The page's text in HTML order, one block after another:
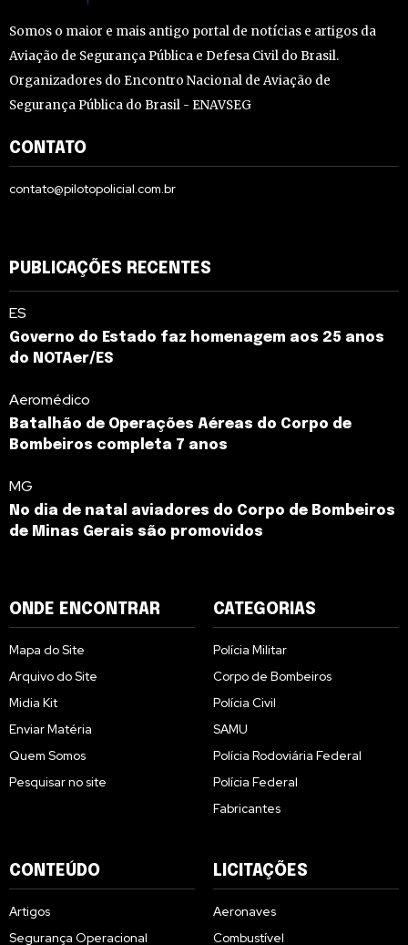
Somos o maior e mais antigo portal de notícias e artigos da
Aviação de Segurança Pública e Defesa Civil do Brasil.
Organizadores do Encontro Nacional de Aviação de
Segurança Pública do Brasil - ENAVSEG
CONTATO
contato@pilotopolicial.com.br
PUBLICAÇÕES RECENTES
ES
Governo do Estado faz homenagem aos 25 anos
do NOTAer/ES
Aeromédico
Batalhão de Operações Aéreas do Corpo de
Bombeiros completa 7 anos
MG
No dia de natal aviadores do Corpo de Bombeiros
de Minas Gerais são promovidos
ONDE ENCONTRAR
Mapa do Site
Arquivo do Site
Midia Kit
Enviar Matéria
Quem Somos
Pesquisar no site
CATEGORIAS
Polícia Militar
Corpo de Bombeiros
Polícia Civil
SAMU
Polícia Rodoviária Federal
Polícia Federal
Fabricantes
CONTEÚDO
Artigos
Segurança Operacional
LICITAÇÕES
Aeronaves
Combustível